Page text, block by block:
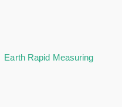
Earth Rapid Measuring